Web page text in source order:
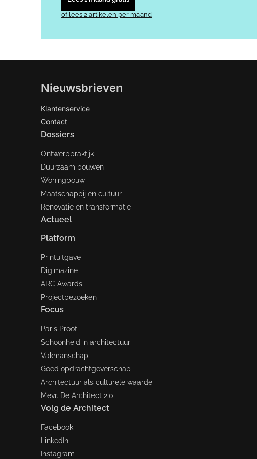
of lees 2 artikelen per maand
Nieuwsbrieven
Klantenservice
Contact
Dossiers
Ontwerppraktijk
Duurzaam bouwen
Woningbouw
Maatschappij en cultuur
Renovatie en transformatie
Actueel
Platform
Printuitgave
Digimazine
ARC Awards
Projectbezoeken
Focus
Paris Proof
Schoonheid in architectuur
Vakmanschap
Goed opdrachtgeverschap
Architectuur als culturele waarde
Mevr. De Architect 2.0
Volg de Architect
Facebook
LinkedIn
Instagram